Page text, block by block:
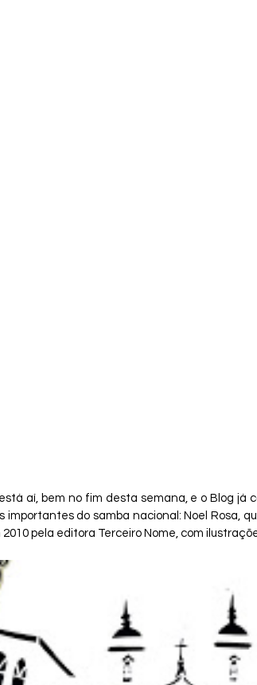
aí, bem no fim desta semana, e o Blog já
importantes do samba nacional: Noel Rosa,
pela editora Terceiro Nome, com